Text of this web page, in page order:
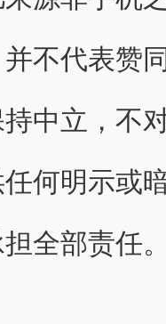
不代表赞
中立，不
何明示或
全部责任